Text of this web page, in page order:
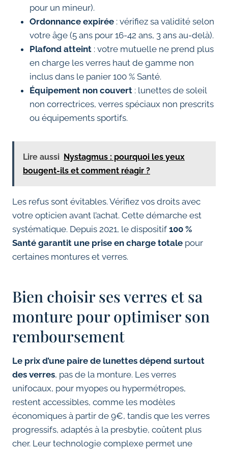
pour un mineur).
Ordonnance expirée : vérifiez sa validité selon
votre âge (5 ans pour 16-42 ans, 3 ans au-delà).
Plafond atteint : votre mutuelle ne prend plus
en charge les verres haut de gamme non
inclus dans le panier 100 % Santé.
Équipement non couvert : lunettes de soleil
non correctrices, verres spéciaux non prescrits
ou équipements sportifs.
Lire aussi Nystagmus : pourquoi les yeux
bougent-ils et comment réagir ?
Les refus sont évitables. Vérifiez vos droits avec
votre opticien avant l’achat. Cette démarche est
systématique. Depuis 2021, le dispositif 100 %
Santé garantit une prise en charge totale pour
certaines montures et verres.
Bien choisir ses verres et sa
monture pour optimiser son
remboursement
Le prix d’une paire de lunettes dépend surtout
des verres, pas de la monture. Les verres
unifocaux, pour myopes ou hypermétropes,
restent accessibles, comme les modèles
économiques à partir de 9€, tandis que les verres
progressifs, adaptés à la presbytie, coûtent plus
cher. Leur technologie complexe permet une